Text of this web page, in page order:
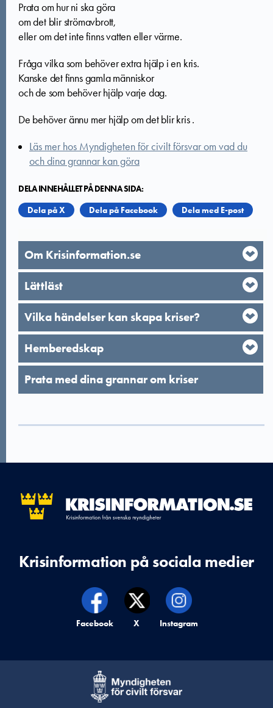
Prata om hur ni ska göra
om det blir strömavbrott,
eller om det inte finns vatten eller värme.
Fråga vilka som behöver extra hjälp i en kris.
Kanske det finns gamla människor
och de som behöver hjälp varje dag.
De behöver ännu mer hjälp om det blir kris .
Läs mer hos Myndigheten för civilt försvar om vad du
och dina grannar kan göra
DELA INNEHÅLLET PÅ DENNA SIDA:
Dela på X
Dela på Facebook Dela med E-post
Om Krisinformation.se
Lättläst
Vilka händelser kan skapa kriser?
Hemberedskap
Prata med dina grannar om kriser
Krisinformation på sociala medier
Krisinformation på,
Facebook Krisinformation på,
X Krisinformation på,
Instagram